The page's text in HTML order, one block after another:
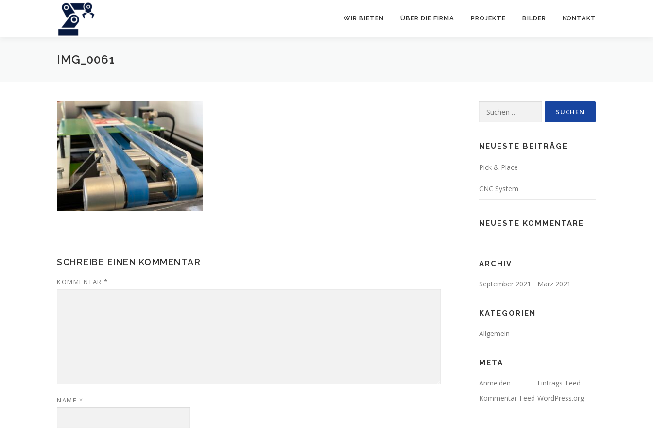
WIR BIETEN ÜBER DIE FIRMA PROJEKTE BILDER KONTAKT
IMG_0061
SCHREIBE EINEN KOMMENTAR
KOMMENTAR *
NAME *
nach:
NEUESTE BEITRÄGE
Pick & Place
CNC System
NEUESTE KOMMENTARE
ARCHIV
September 2021 März 2021
KATEGORIEN
Allgemein
META
Anmelden
Eintrags-Feed
Kommentar-Feed WordPress.org